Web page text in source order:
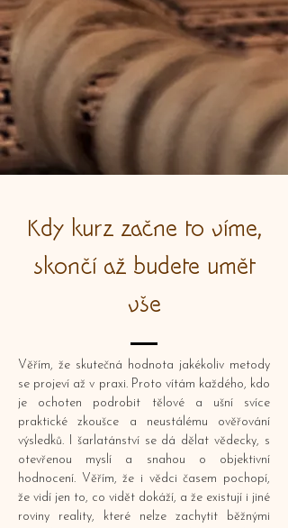
Kdy kurz začne to víme,
skončí až budete umět
vše
Věřím, že skutečná hodnota jakékoliv metody
se projeví až v praxi. Proto vítám každého, kdo
je ochoten podrobit tělové a ušní svíce
praktické zkoušce a neustálému ověřování
výsledků. I šarlatánství se dá dělat vědecky, s
otevřenou myslí a snahou o objektivní
hodnocení. Věřím, že i vědci časem pochopí,
že vidí jen to, co vidět dokáží, a že existují i jiné
roviny reality, které nelze zachytit běžnými